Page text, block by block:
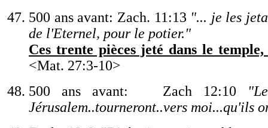
500 ans avant: Zach. 11:13 "... je les
de l'Eternel, pour le potier."
Ces trente pièces jeté dans le temple,
<Mat. 27:3-10>
500 ans avant: Zach 12:10
"
Jérusalem..tourneront..vers moi...qu'ils